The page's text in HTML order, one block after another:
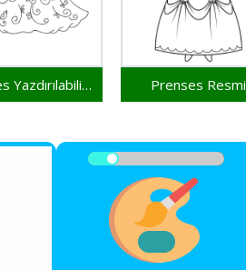
Prenses Yazdırılabilir Resim Prenses Resmi